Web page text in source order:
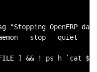
"Stopping OpenERP
--stop --quiet --
] && ! ps h `cat